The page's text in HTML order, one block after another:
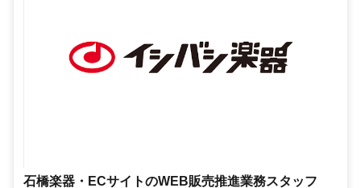
石橋楽器・ECサイトのWEB販売推進業務スタッフ